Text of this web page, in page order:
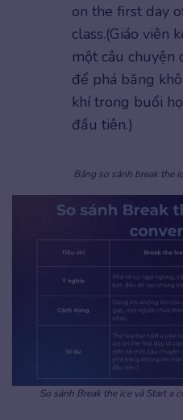
on the first day
class.(Giáo viên
một câu chuyện
để phá băng
khí trong buổi
đầu tiên.)
Bảng so sánh break the
So sánh Break the ice và Start a